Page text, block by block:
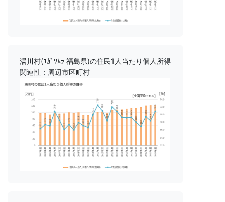
湯川村(ﾕｶﾞﾜﾑﾗ 福島県)の住民1人当たり個人所得
関連性：周辺市区町村